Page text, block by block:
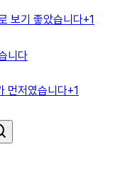
보기 좋았습니다+1
니다
먼저였습니다+1